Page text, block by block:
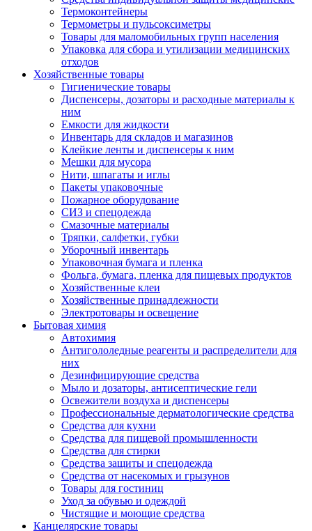
Термоконтейнеры
Термометры и пульсоксиметры
Товары для маломобильных групп населения
Упаковка для сбора и утилизации медицинских
отходов
Хозяйственные товары
Гигиенические товары
Диспенсеры, дозаторы и расходные материалы к
ним
Емкости для жидкости
Инвентарь для складов и магазинов
Клейкие ленты и диспенсеры к ним
Мешки для мусора
Нити, шпагаты и иглы
Пакеты упаковочные
Пожарное оборудование
СИЗ и спецодежда
Смазочные материалы
Тряпки, салфетки, губки
Уборочный инвентарь
Упаковочная бумага и пленка
Фольга, бумага, пленка для пищевых продуктов
Хозяйственные клеи
Хозяйственные принадлежности
Электротовары и освещение
Бытовая химия
Автохимия
Антигололедные реагенты и распределители для
них
Дезинфицирующие средства
Мыло и дозаторы, антисептические гели
Освежители воздуха и диспенсеры
Профессиональные дерматологические средства
Средства для кухни
Средства для пищевой промышленности
Средства для стирки
Средства защиты и спецодежда
Средства от насекомых и грызунов
Товары для гостиниц
Уход за обувью и одеждой
Чистящие и моющие средства
Канцелярские товары